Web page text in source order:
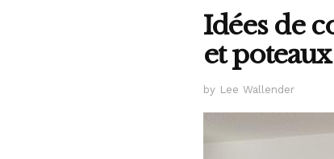
Idées de
et
by Lee Wallender